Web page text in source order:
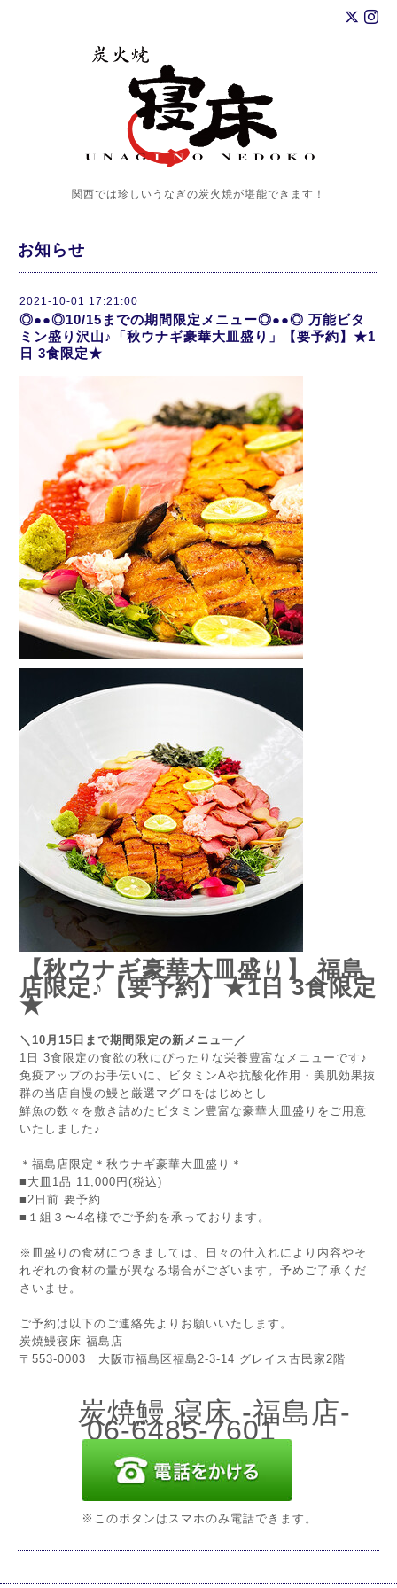
関西では珍しいうなぎの炭火焼が堪能できます！
お知らせ
2021-10-01 17:21:00
◎●●◎10/15までの期間限定メニュー◎●●◎ 万能ビタ
ミン盛り沢山♪「秋ウナギ豪華大皿盛り」【要予約】★1
日 3食限定★
【秋ウナギ豪華大皿盛り】 福島
店限定♪【要予約】★1日 3食限定
★
＼10月15日まで期間限定の新メニュー／
1日 3食限定の食欲の秋にぴったりな栄養豊富なメニューです♪
免疫アップのお手伝いに、ビタミンAや抗酸化作用・美肌効果抜
群の当店自慢の鰻と厳選マグロをはじめとし
鮮魚の数々を敷き詰めたビタミン豊富な豪華大皿盛りをご用意
いたしました♪
＊福島店限定＊秋ウナギ豪華大皿盛り＊
■大皿1品 11,000円(税込)
■2日前 要予約
■１組３〜4名様でご予約を承っております。
※皿盛りの食材につきましては、日々の仕入れにより内容やそ
れぞれの食材の量が異なる場合がございます。予めご了承くだ
さいませ。
ご予約は以下のご連絡先よりお願いいたします。
炭焼鰻寝床 福島店
〒553-0003 大阪市福島区福島2-3-14 グレイス古民家2階
炭焼鰻 寝床 -福島店-
06-6485-7601
※このボタンはスマホのみ電話できます。